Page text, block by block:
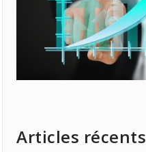
Articles récents